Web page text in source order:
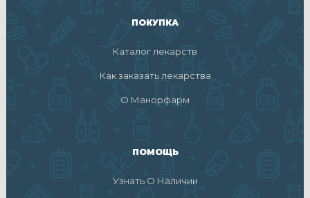
ПОКУПКА
Каталог лекарств
Как заказать лекарства
О Манорфарм
ПОМОЩЬ
Узнать О Наличии